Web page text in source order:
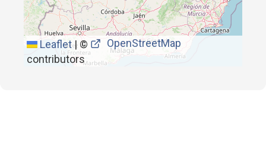
Leaflet|©
OpenStreetMap
contributors